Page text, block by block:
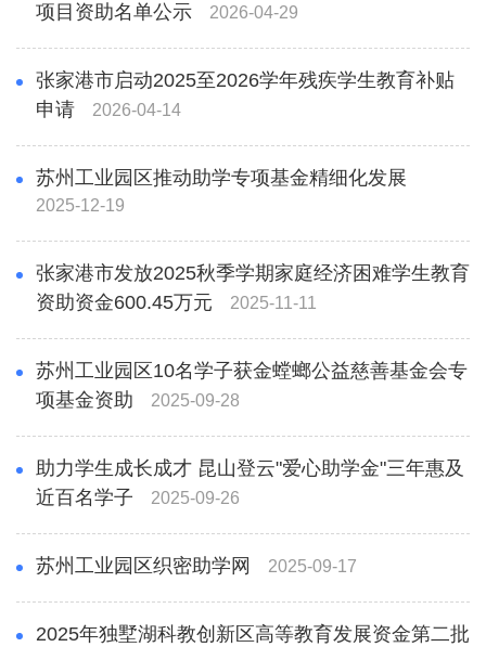
项目资助名单公示
2026-04-29
张家港市启动2025至2026学年残疾学生教育补贴
申请
2026-04-14
苏州工业园区推动助学专项基金精细化发展
2025-12-19
张家港市发放2025秋季学期家庭经济困难学生教育
资助资金600.45万元
2025-11-11
苏州工业园区10名学子获金螳螂公益慈善基金会专
项基金资助
2025-09-28
助力学生成长成才 昆山登云"爱心助学金"三年惠及
近百名学子
2025-09-26
苏州工业园区织密助学网 2025-09-17
2025年独墅湖科教创新区高等教育发展资金第二批